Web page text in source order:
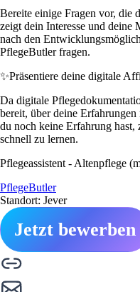
Bereite einige Fragen vor, die
zeigt dein Interesse und
nach den
PflegeButler fragen.
✨Präsentiere deine digitale
Da digitale
bereit, über deine
du noch keine Erfahrung hast,
schnell zu lernen.
Pflegeassistent - Altenpflege
PflegeButler
Standort: Jever
Jetzt bewerben